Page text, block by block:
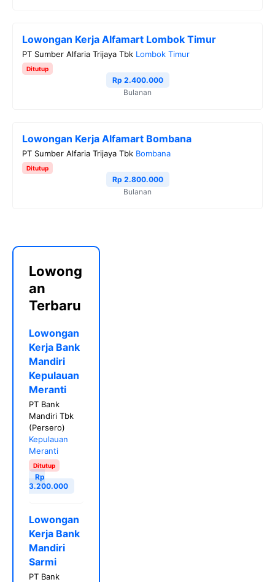
Lowongan Kerja Alfamart Lombok Timur
PT Sumber Alfaria Trijaya Tbk Lombok Timur
Ditutup
Rp 2.400.000
Bulanan
Lowongan Kerja Alfamart Bombana
PT Sumber Alfaria Trijaya Tbk Bombana
Ditutup
Rp 2.800.000
Bulanan
Lowong
an
Terbaru
Lowongan
Kerja Bank
Mandiri
Kepulauan
Meranti
PT Bank
Mandiri Tbk
(Persero)
Kepulauan
Meranti
Ditutup
Rp
3.200.000
Lowongan
Kerja Bank
Mandiri
Sarmi
PT Bank